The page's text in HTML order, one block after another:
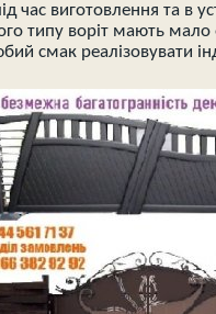
час виготовлення та в
типу воріт мають
смак реалізовувати